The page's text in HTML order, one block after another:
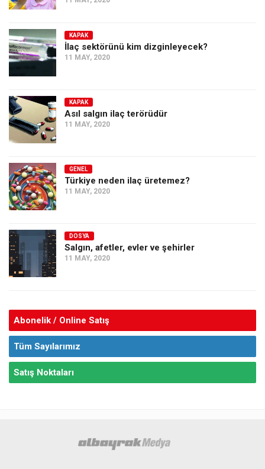
Tarih
Düşünce
Dosyalar
KAPAK
İlaç sektörünü kim dizginleyecek?
11 MAY, 2020
KAPAK
Asıl salgın ilaç terörüdür
11 MAY, 2020
GENEL
Türkiye neden ilaç üretemez?
11 MAY, 2020
DOSYA
Salgın, afetler, evler ve şehirler
11 MAY, 2020
Abonelik / Online Satış
Tüm Sayılarımız
Satış Noktaları